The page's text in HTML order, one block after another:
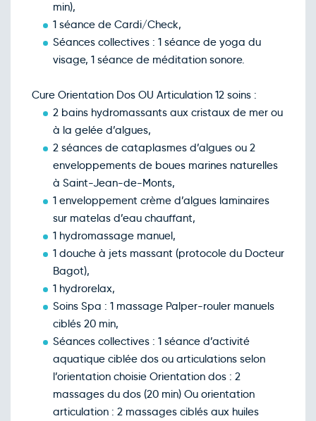
min),
1 séance de Cardi/Check,
Séances collectives : 1 séance de yoga du
visage, 1 séance de méditation sonore.
Cure Orientation Dos OU Articulation 12 soins :
2 bains hydromassants aux cristaux de mer ou
à la gelée d’algues,
2 séances de cataplasmes d’algues ou 2
enveloppements de boues marines naturelles
à Saint-Jean-de-Monts,
1 enveloppement crème d’algues laminaires
sur matelas d’eau chauffant,
1 hydromassage manuel,
1 douche à jets massant (protocole du Docteur
Bagot),
1 hydrorelax,
Soins Spa : 1 massage Palper-rouler manuels
ciblés 20 min,
Séances collectives : 1 séance d’activité
aquatique ciblée dos ou articulations selon
l’orientation choisie Orientation dos : 2
massages du dos (20 min) Ou orientation
articulation : 2 massages ciblés aux huiles